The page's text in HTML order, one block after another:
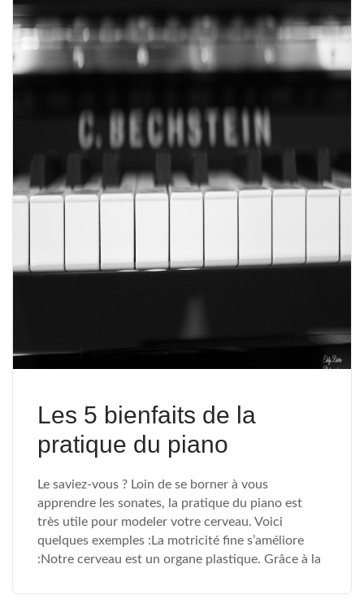
Les 5 bienfaits de la
pratique du piano
Le saviez-vous ? Loin de se borner à vous
apprendre les sonates, la pratique du piano est
très utile pour modeler votre cerveau. Voici
quelques exemples :La motricité fine s’améliore
:Notre cerveau est un organe plastique. Grâce à la